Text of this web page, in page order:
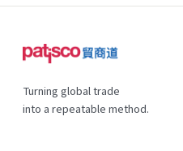
Turning global trade
into a repeatable method.